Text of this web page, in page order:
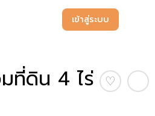
เข้าสู่ระบบ
ที่ดิน 4 ไร่ ♡